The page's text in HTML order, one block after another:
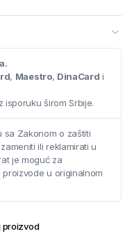
, Maestro, DinaCard i
isporuku širom Srbije.
sa Zakonom o zaštiti
ili reklamirati u
je moguć za
u originalnom
proizvod